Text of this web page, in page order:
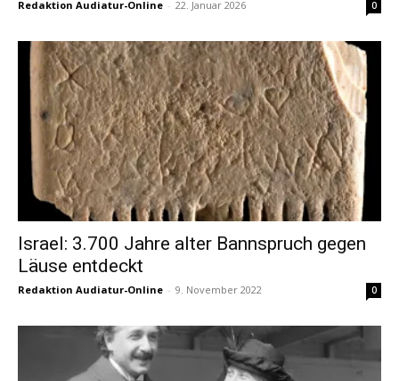
Redaktion Audiatur-Online - 22. Januar 2026 0
Israel: 3.700 Jahre alter Bannspruch gegen
Läuse entdeckt
Redaktion Audiatur-Online - 9. November 2022 0